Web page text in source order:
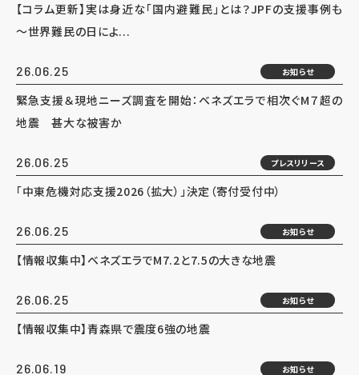
【コラム更新】実は身近な「国内避難民」とは？JPFの支援事例も
～世界難民の日によ...
26.06.25 お知らせ
緊急支援＆現地ニーズ調査を開始：ベネズエラで相次ぐM７超の
地震 甚大な被害か
26.06.25 プレスリリース
「中東危機対応支援2026（拡大）」決定（寄付受付中）
26.06.25 お知らせ
【情報収集中】ベネズエラでM7.2と7.5の大きな地震
26.06.25 お知らせ
【情報収集中】青森県で震度6強の地震
26.06.19 お知らせ